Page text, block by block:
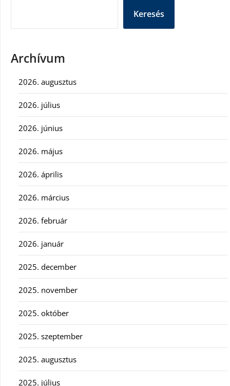
Keresés
Archívum
2026. augusztus
2026. július
2026. június
2026. május
2026. április
2026. március
2026. február
2026. január
2025. december
2025. november
2025. október
2025. szeptember
2025. augusztus
2025. július